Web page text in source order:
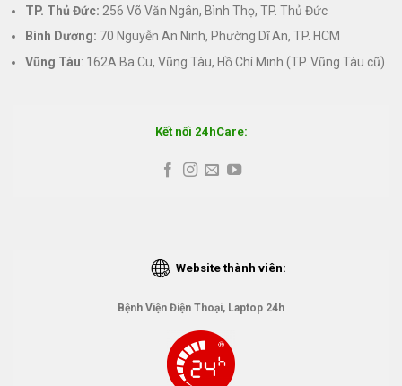
TP. Thủ Đức: 256 Võ Văn Ngân, Bình Thọ, TP. Thủ Đức
Bình Dương: 70 Nguyễn An Ninh, Phường Dĩ An, TP. HCM
Vũng Tàu: 162A Ba Cu, Vũng Tàu, Hồ Chí Minh (TP. Vũng Tàu cũ)
Kết nối 24hCare:
Website thành viên:
Bệnh Viện Điện Thoại, Laptop 24h